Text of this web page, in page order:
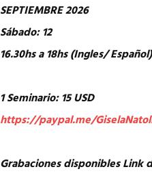
SEPTIEMBRE 2026
Sábado: 12
16.30hs a 18hs (Ingles/ Español)
1 Seminario: 15 USD
https://paypal.me/
Grabaciones disponibles Link